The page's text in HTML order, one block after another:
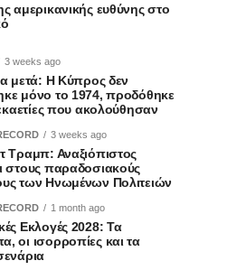
αμερικανικής ευθύνης στο
3 weeks ago
μετά: Η Κύπρος δεν
μόνο το 1974, προδόθηκε
που ακολούθησαν
3 weeks ago
Τραμπ: Αναξιόπιστος
στους παραδοσιακούς
των Ηνωμένων Πολιτειών
1 month ago
Εκλογές 2028: Τα
οι ισορροπίες και τα